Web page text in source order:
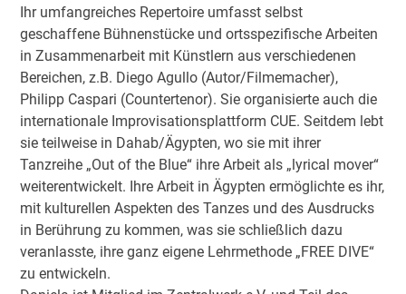
Ihr umfangreiches Repertoire umfasst selbst
geschaffene Bühnenstücke und ortsspezifische Arbeiten
in Zusammenarbeit mit Künstlern aus verschiedenen
Bereichen, z.B. Diego Agullo (Autor/Filmemacher),
Philipp Caspari (Countertenor). Sie organisierte auch die
internationale Improvisationsplattform CUE. Seitdem lebt
sie teilweise in Dahab/Ägypten, wo sie mit ihrer
Tanzreihe „Out of the Blue“ ihre Arbeit als „lyrical mover“
weiterentwickelt. Ihre Arbeit in Ägypten ermöglichte es ihr,
mit kulturellen Aspekten des Tanzes und des Ausdrucks
in Berührung zu kommen, was sie schließlich dazu
veranlasste, ihre ganz eigene Lehrmethode „FREE DIVE“
zu entwickeln.